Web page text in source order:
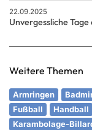
22.09.2025
Unvergessliche
Weitere Themen
Armringen
Fußball
Handball
Karambolage-